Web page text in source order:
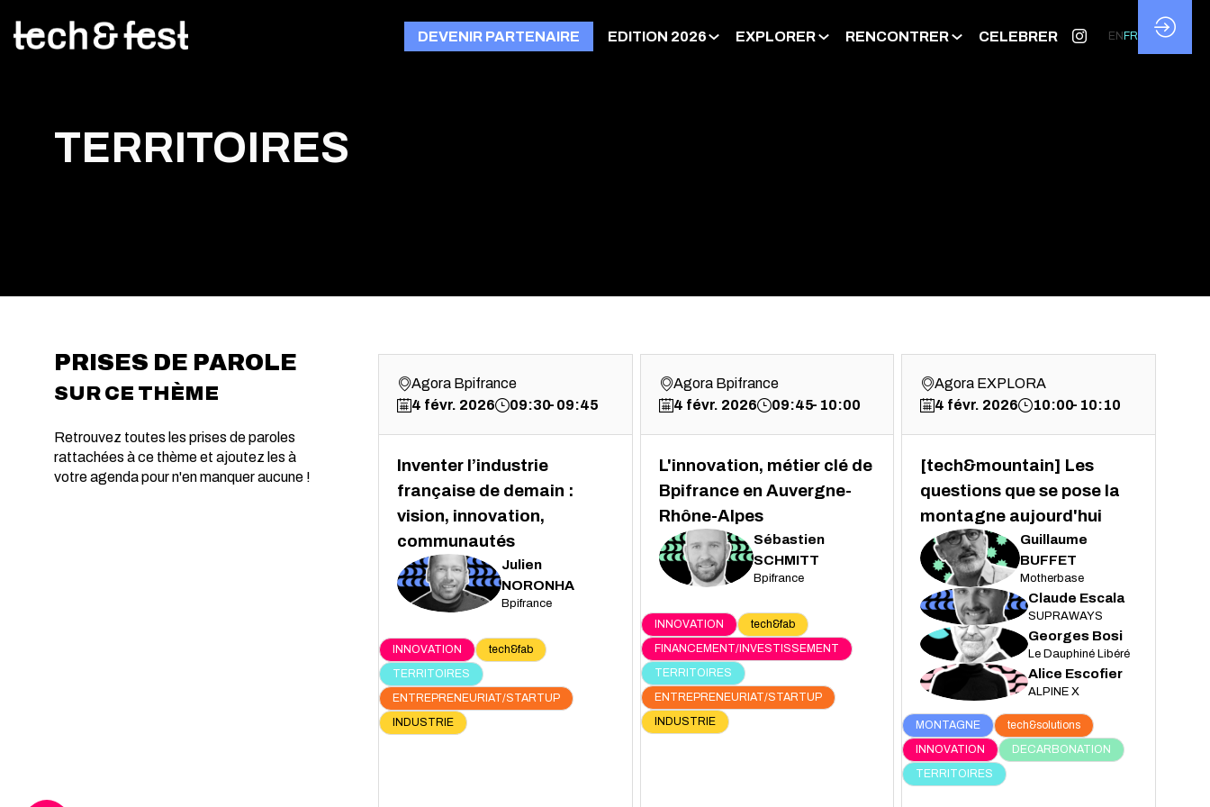
DEVENIR PARTENAIRE EDITION 2026 EXPLORER RENCONTRER CELEBRER EN FR
TERRITOIRES
SUR CE THÈME
PRISES DE PAROLE
Retrouvez toutes les prises de paroles
rattachées à ce thème et ajoutez les à
votre agenda pour n'en manquer aucune !
Agora Bpifrance
4 févr. 2026
09:30 09:45
Inventer l’industrie
française de demain :
vision, innovation,
communautés
JN
Julien
NORONHA
Bpifrance
INNOVATION
tech&fab
TERRITOIRES
ENTREPRENEURIAT/STARTUP
INDUSTRIE
Agora Bpifrance
4 févr. 2026
09:45 10:00
L'innovation, métier clé de
Bpifrance en Auvergne-
Rhône-Alpes
SS
Sébastien
SCHMITT
Bpifrance
INNOVATION
tech&fab
FINANCEMENT/INVESTISSEMENT
TERRITOIRES
ENTREPRENEURIAT/STARTUP
INDUSTRIE
Agora EXPLORA
4 févr. 2026
10:00 10:10
[tech&mountain] Les
questions que se pose la
montagne aujourd'hui
GB
Guillaume
BUFFET
Motherbase
CE Claude Escala
SUPRAWAYS
GB Georges Bosi
Le Dauphiné Libéré
Alice Escofier
ALPINE X
MONTAGNE
tech&solutions
INNOVATION
DECARBONATION
TERRITOIRES